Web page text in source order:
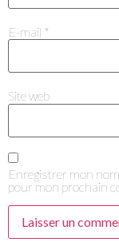
E-mail *
Site web
Enregistrer mon
pour mon prochain